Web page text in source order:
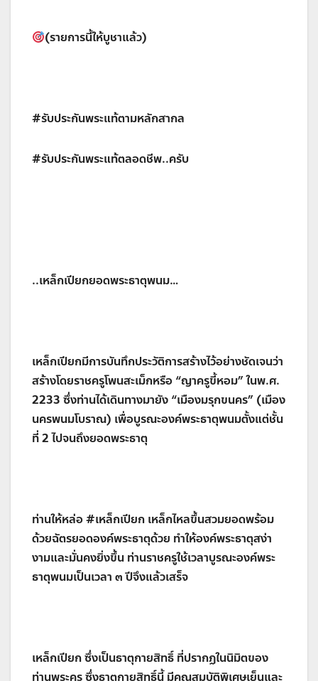
(รายการนี้ให้บูชาแล้ว)
#รับประกันพระแท้ตามหลักสากล
#รับประกันพระแท้ตลอดชีพ..ครับ
..เหล็กเปียกยอดพระธาตุพนม…
เหล็กเปียกมีการบันทึกประวัติการสร้างไว้อย่างชัดเจนว่า
สร้างโดยราชครูโพนสะเม็กหรือ “ญาครูขี้หอม” ในพ.ศ.
2233 ซึ่งท่านได้เดินทางมายัง “เมืองมรุกขนคร” (เมือง
นครพนมโบราณ) เพื่อบูรณะองค์พระธาตุพนมตั้งแต่ชั้น
ที่ 2 ไปจนถึงยอดพระธาตุ
ท่านให้หล่อ #เหล็กเปียก เหล็กไหลขึ้นสวมยอดพร้อม
ด้วยฉัตรยอดองค์พระธาตุด้วย ทำให้องค์พระธาตุสง่า
งามและมั่นคงยิ่งขึ้น ท่านราชครูใช้เวลาบูรณะองค์พระ
ธาตุพนมเป็นเวลา ๓ ปีจึงแล้วเสร็จ
เหล็กเปียก ซึ่งเป็นธาตุกายสิทธิ์ ที่ปรากฏในนิมิตของ
ท่านพระครู ซึ่งธาตุกายสิทธิ์นี้ มีคุณสมบัติพิเศษเย็นและ